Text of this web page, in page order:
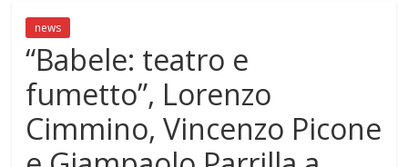
news
“Babele: teatro e
fumetto”, Lorenzo
Cimmino, Vincenzo Picone